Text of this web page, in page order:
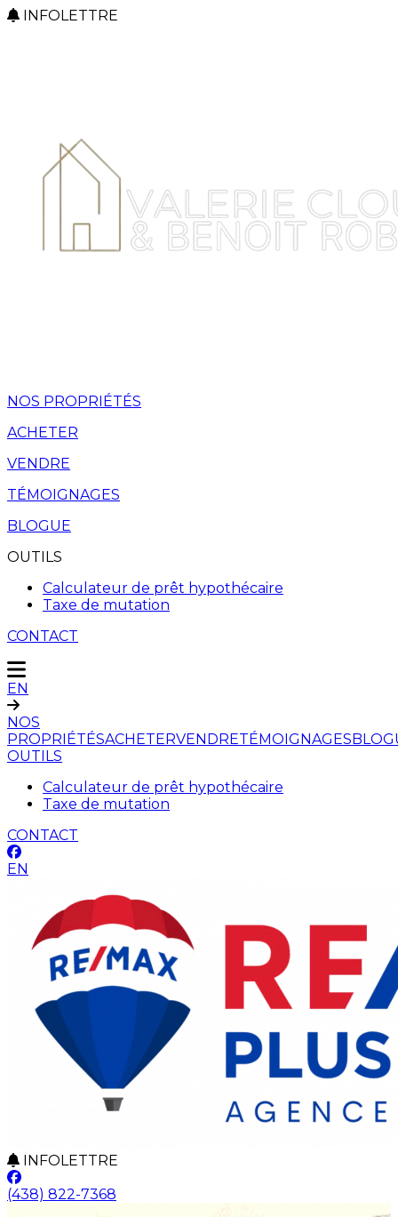
INFOLETTRE
NOS PROPRIÉTÉS
ACHETER
VENDRE
TÉMOIGNAGES
BLOGUE
OUTILS
Calculateur de prêt hypothécaire
Taxe de mutation
CONTACT
EN
NOS
PROPRIÉTÉSACHETERVENDRETÉMOIGNAGES
OUTILS
Calculateur de prêt hypothécaire
Taxe de mutation
CONTACT
EN
INFOLETTRE
(438) 822-7368